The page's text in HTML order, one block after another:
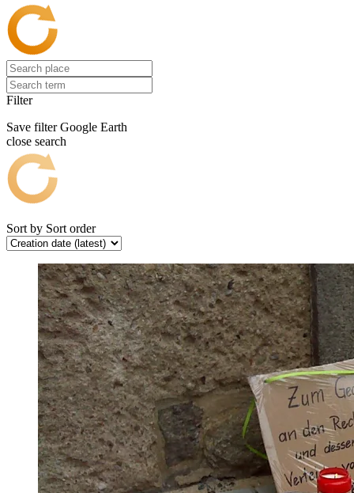
Filter
Save filter Google Earth
close search
Sort by Sort order